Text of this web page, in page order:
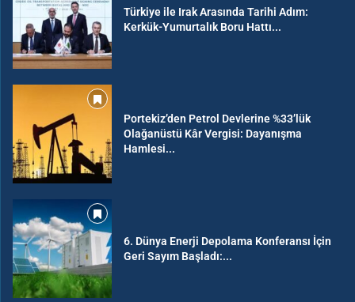
Türkiye ile Irak Arasında Tarihi Adım:
Kerkük-Yumurtalık Boru Hattı...
Portekiz’den Petrol Devlerine %33’lük
Olağanüstü Kâr Vergisi: Dayanışma
Hamlesi...
6. Dünya Enerji Depolama Konferansı İçin
Geri Sayım Başladı:...